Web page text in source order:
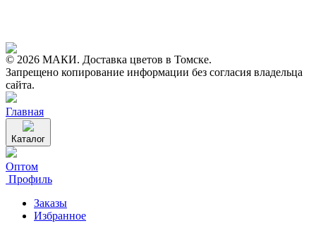
© 2026 МАКИ. Доставка цветов в Томске.
Запрещено копирование информации без согласия владельца
сайта.
Главная
Каталог
Оптом
Профиль
Заказы
Избранное